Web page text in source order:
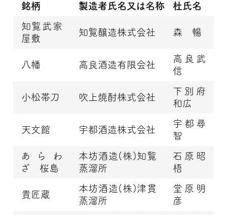
銘柄 製造者氏名又は名称 杜氏名
知覧武家
屋敷
知覧醸造株式会社 森 暢
八幡 高良酒造有限会社
高良武
信
小松帯刀 吹上焼酎株式会社
下別府
和広
天文館 宇都酒造株式会社
宇都尋
智
あらわ
ざ 桜島
本坊酒造(株)知覧
蒸溜所
石原昭
梧
貴匠蔵
本坊酒造(株)津貫
蒸溜所
堂原明
彦